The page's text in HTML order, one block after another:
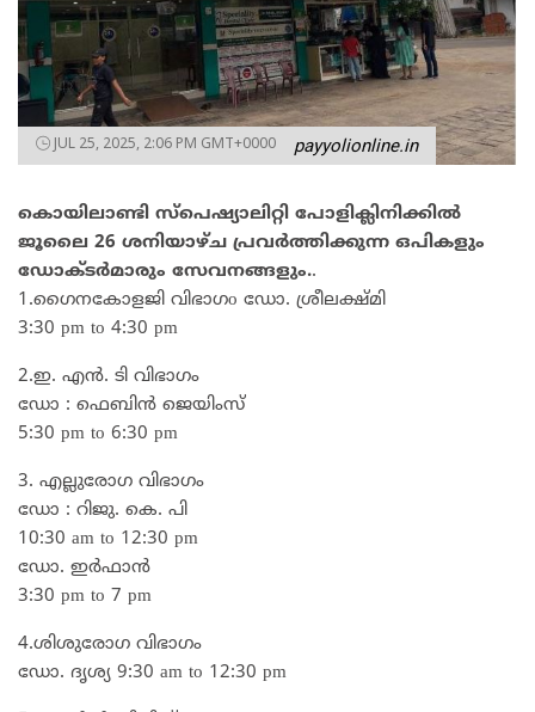
JUL 25, 2025, 2:06 PM GMT+0000 payyolionline.in
കൊയിലാണ്ടി സ്പെഷ്യാലിറ്റി പോളിക്ലിനിക്കിൽ
ജൂലൈ 26 ശനിയാഴ്ച പ്രവർത്തിക്കുന്ന ഒപികളും
ഡോക്ടർമാരും സേവനങ്ങളും..
1.ഗൈനകോളജി വിഭാഗo ഡോ. ശ്രീലക്ഷ്മി
3:30 pm to 4:30 pm
2.ഇ. എൻ. ടി വിഭാഗം
ഡോ : ഫെബിൻ ജെയിംസ്
5:30 pm to 6:30 pm
3. എല്ലുരോഗ വിഭാഗം
ഡോ : റിജു. കെ. പി
10:30 am to 12:30 pm
ഡോ. ഇർഫാൻ
3:30 pm to 7 pm
4.ശിശുരോഗ വിഭാഗം
ഡോ. ദൃശ്യ 9:30 am to 12:30 pm